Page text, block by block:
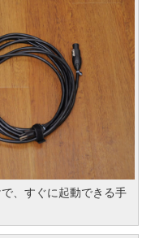
、すぐに起動できる手